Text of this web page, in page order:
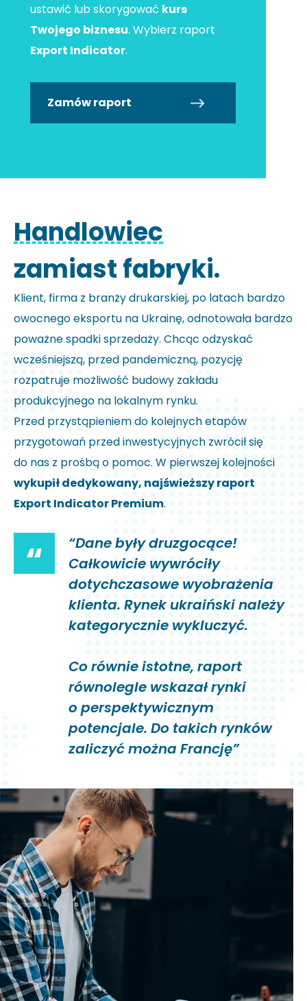
ustawić lub skorygować kurs
Twojego biznesu. Wybierz raport
Export Indicator.
Zamów raport
Handlowiec
zamiast fabryki.
Klient, firma z branży drukarskiej, po latach bardzo
owocnego eksportu na Ukrainę, odnotowała bardzo
poważne spadki sprzedaży. Chcąc odzyskać
wcześniejszą, przed pandemiczną, pozycję
rozpatruje możliwość budowy zakładu
produkcyjnego na lokalnym rynku.
Przed przystąpieniem do kolejnych etapów
przygotowań przed inwestycyjnych zwrócił się
do nas z prośbą o pomoc. W pierwszej kolejności
wykupił dedykowany, najświeższy raport
Export Indicator Premium.
“
“Dane były druzgocące!
Całkowicie wywróciły
dotychczasowe wyobrażenia
klienta. Rynek ukraiński należy
kategorycznie wykluczyć.
Co równie istotne, raport
równolegle wskazał rynki
o perspektywicznym
potencjale. Do takich rynków
zaliczyć można Francję”